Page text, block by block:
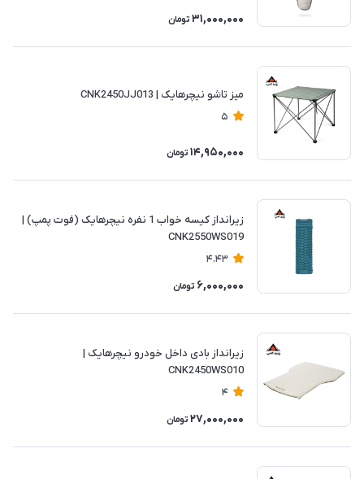
31,000,000 تومان
میز تاشو نیچرهایک | CNK2450JJ013
5
14,950,000 تومان
زیرانداز کیسه خواب 1 نفره نیچرهایک (فوت پمپ) |
CNK2550WS019
4.43
6,000,000 تومان
زیرانداز بادی داخل خودرو نیچرهایک |
CNK2450WS010
4
27,000,000 تومان